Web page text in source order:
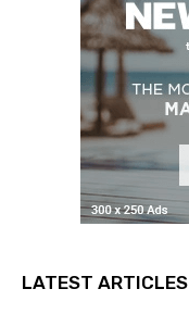
LATEST ARTICLES